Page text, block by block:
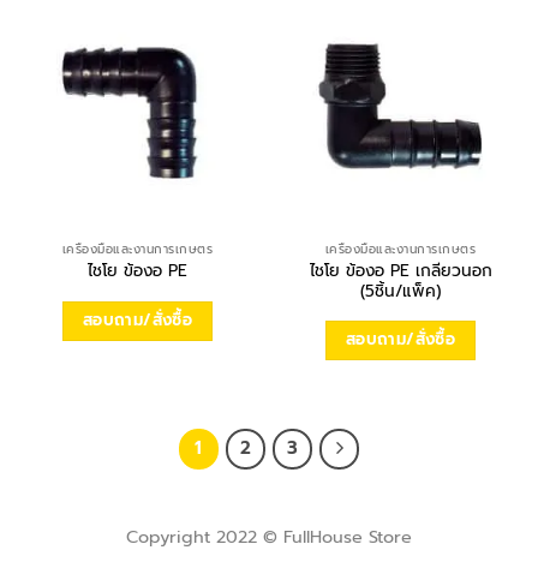
เครื่องมือและงานการเกษตร
ไชโย ข้องอ PE
สอบถาม/สั่งซื้อ
เครื่องมือและงานการเกษตร
ไชโย ข้องอ PE เกลียวนอก
(5ชิ้น/แพ็ค)
สอบถาม/สั่งซื้อ
1 2 3
Copyright 2022 © FullHouse Store